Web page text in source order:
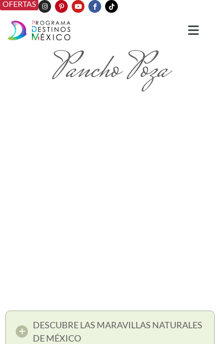
OFERTAS
Pancho Poza
DESCUBRE LAS MARAVILLAS NATURALES
DE MÉXICO